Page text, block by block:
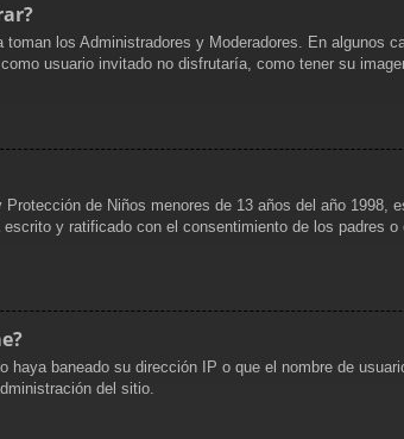
toman los Administradores y Moderadores. En
usuario invitado no disfrutaría, como tener su
de Niños menores de 13 años del año
y ratificado con el consentimiento de los padres
haya baneado su dirección IP o que el nombre de
del sitio.